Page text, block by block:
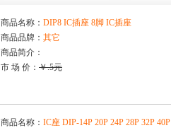
商品名称： DIP8 IC插座 8脚 IC插座
商品品牌： 其它
商品简介：
市 场 价： ￥.5元
商品名称： IC座 DIP-14P 20P 24P 28P 32P